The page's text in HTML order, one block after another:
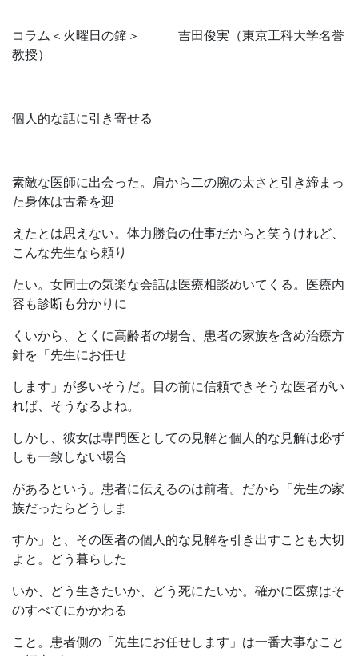
コラム＜火曜日の鐘＞ 吉田俊実（東京工科大学名誉
教授）
個人的な話に引き寄せる
素敵な医師に出会った。肩から二の腕の太さと引き締まっ
た身体は古希を迎
えたとは思えない。体力勝負の仕事だからと笑うけれど、
こんな先生なら頼り
たい。女同士の気楽な会話は医療相談めいてくる。医療内
容も診断も分かりに
くいから、とくに高齢者の場合、患者の家族を含め治療方
針を「先生にお任せ
します」が多いそうだ。目の前に信頼できそうな医者がい
れば、そうなるよね。
しかし、彼女は専門医としての見解と個人的な見解は必ず
しも一致しない場合
があるという。患者に伝えるのは前者。だから「先生の家
族だったらどうしま
すか」と、その医者の個人的な見解を引き出すことも大切
よと。どう暮らした
いか、どう生きたいか、どう死にたいか。確かに医療はそ
のすべてにかかわる
こと。患者側の「先生にお任せします」は一番大事なこと